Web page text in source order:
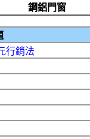
鋼鋁門窗
行銷法